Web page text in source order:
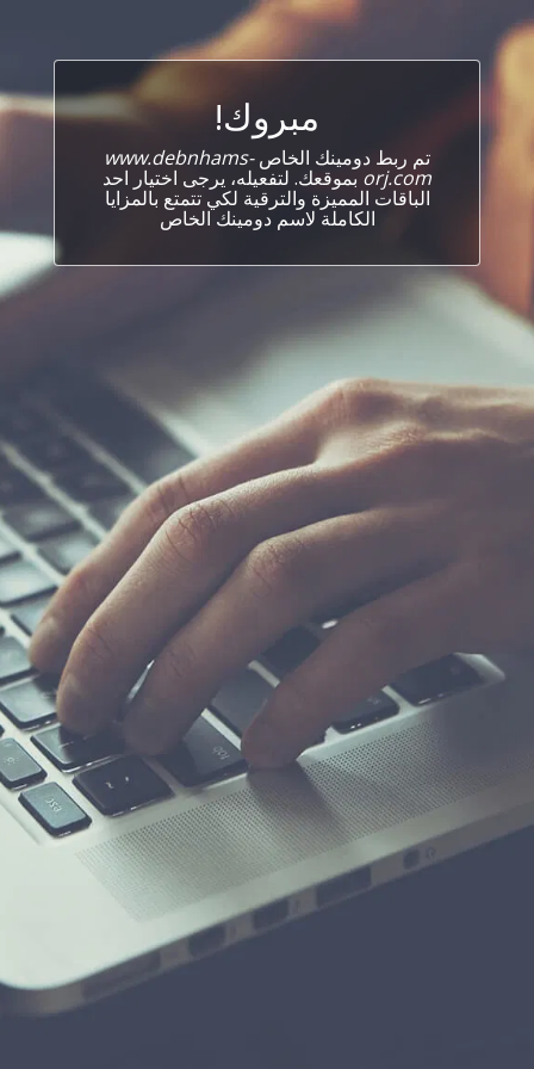
مبروك!
تم ربط دومينك الخاصwww.debnhams-
orj.com بموقعك. لتفعيله، يرجى اختيار احد
الباقات المميزة والترقية لكي تتمتع بالمزايا
الكاملة لاسم دومينك الخاص